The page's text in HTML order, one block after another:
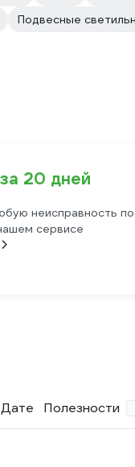
Подвесные
20 дней
неисправность по
сервисе
Дате Полезности